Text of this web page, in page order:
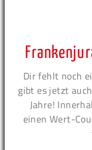
Dir fehlt noch
gibt es jetzt
Jahre!
einen Wert-